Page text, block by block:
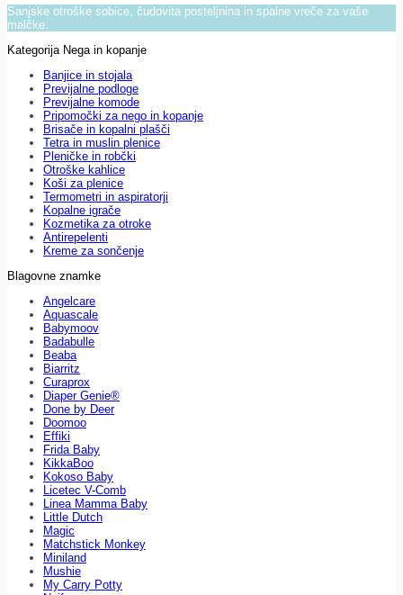
Sanjske otroške sobice, čudovita posteljnina in spalne vreče za vaše
malčke.
Kategorija Nega in kopanje
Banjice in stojala
Previjalne podloge
Previjalne komode
Pripomočki za nego in kopanje
Brisače in kopalni plašči
Tetra in muslin plenice
Pleničke in robčki
Otroške kahlice
Koši za plenice
Termometri in aspiratorji
Kopalne igrače
Kozmetika za otroke
Antirepelenti
Kreme za sončenje
Blagovne znamke
Angelcare
Aquascale
Babymoov
Badabulle
Beaba
Biarritz
Curaprox
Diaper Genie®
Done by Deer
Doomoo
Effiki
Frida Baby
KikkaBoo
Kokoso Baby
Licetec V-Comb
Linea Mamma Baby
Little Dutch
Magic
Matchstick Monkey
Miniland
Mushie
My Carry Potty